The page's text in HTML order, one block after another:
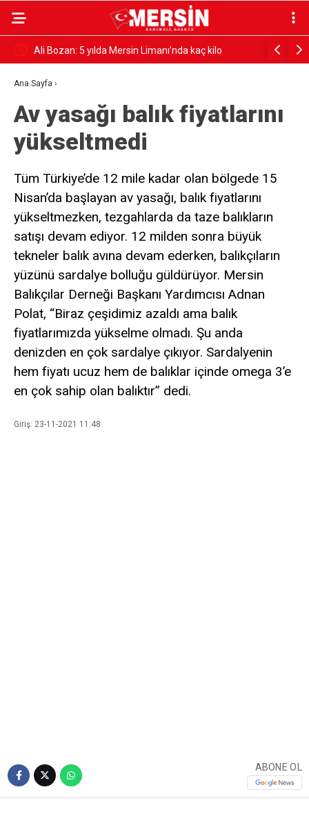
Ali Bozan: 5 yılda Mersin Limanı’nda kaç kilo
uyuşturucu ve silah ele geçirildi?
Ana Sayfa ›
Av yasağı balık fiyatlarını
yükseltmedi
Tüm Türkiye’de 12 mile kadar olan bölgede 15
Nisan’da başlayan av yasağı, balık fiyatlarını
yükseltmezken, tezgahlarda da taze balıkların
satışı devam ediyor. 12 milden sonra büyük
tekneler balık avına devam ederken, balıkçıların
yüzünü sardalye bolluğu güldürüyor. Mersin
Balıkçılar Derneği Başkanı Yardımcısı Adnan
Polat, “Biraz çeşidimiz azaldı ama balık
fiyatlarımızda yükselme olmadı. Şu anda
denizden en çok sardalye çıkıyor. Sardalyenin
hem fiyatı ucuz hem de balıklar içinde omega 3’e
en çok sahip olan balıktır” dedi.
Giriş: 23-11-2021 11:48
ABONE OL